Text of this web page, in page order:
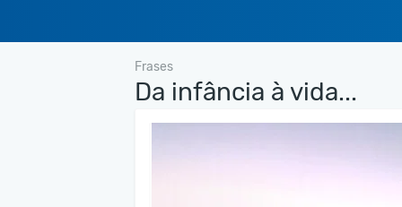
Frases
Da infância à vida...